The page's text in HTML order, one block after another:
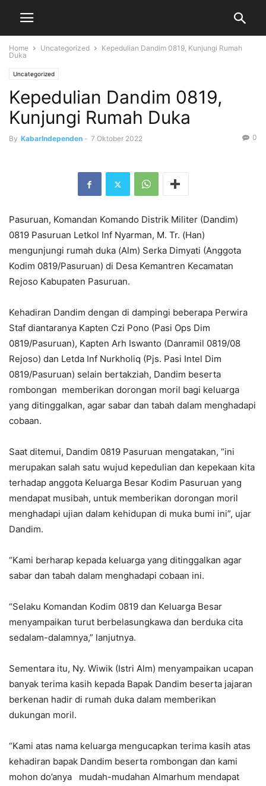
Home Uncategorized
Kepedulian Dandim 0819, Kunjungi Rumah
Duka
Uncategorized
Kepedulian Dandim 0819,
Kunjungi Rumah Duka
By KabarIndependen - 7 Oktober 2022 0
Pasuruan, Komandan Komando Distrik Militer (Dandim)
0819 Pasuruan Letkol Inf Nyarman, M. Tr. (Han)
mengunjungi rumah duka (Alm) Serka Dimyati (Anggota
Kodim 0819/Pasuruan) di Desa Kemantren Kecamatan
Rejoso Kabupaten Pasuruan.
Kehadiran Dandim dengan di dampingi beberapa Perwira
Staf diantaranya Kapten Czi Pono (Pasi Ops Dim
0819/Pasuruan), Kapten Arh Iswanto (Danramil 0819/08
Rejoso) dan Letda Inf Nurkholiq (Pjs. Pasi Intel Dim
0819/Pasuruan) selain bertakziah, Dandim beserta
rombongan memberikan dorongan moril bagi keluarga
yang ditinggalkan, agar sabar dan tabah dalam menghadapi
cobaan.
Saat ditemui, Dandim 0819 Pasuruan mengatakan, “ini
merupakan salah satu wujud kepedulian dan kepekaan kita
terhadap anggota Keluarga Besar Kodim Pasuruan yang
mendapat musibah, untuk memberikan dorongan moril
menghadapi ujian dalam kehidupan di muka bumi ini”, ujar
Dandim.
“Kami berharap kepada keluarga yang ditinggalkan agar
sabar dan tabah dalam menghadapi cobaan ini.
“Selaku Komandan Kodim 0819 dan Keluarga Besar
menyampaikan turut berbelasungkawa dan berduka cita
sedalam-dalamnya,” lanjutnya.
Sementara itu, Ny. Wiwik (Istri Alm) menyampaikan ucapan
banyak terima kasih kepada Bapak Dandim beserta jajaran
berkenan hadir di rumah duka dalam memberikan
dukungan moril.
“Kami atas nama keluarga mengucapkan terima kasih atas
kehadiran bapak Dandim beserta rombongan dan kami
mohon do’anya mudah-mudahan Almarhum mendapat